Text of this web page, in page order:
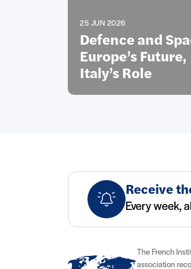
25 JUN 2026
Defence and
Europe’s Future,
Italy’s Role
Receive
Every week,
The French
association